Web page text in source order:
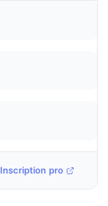
Inscription pro